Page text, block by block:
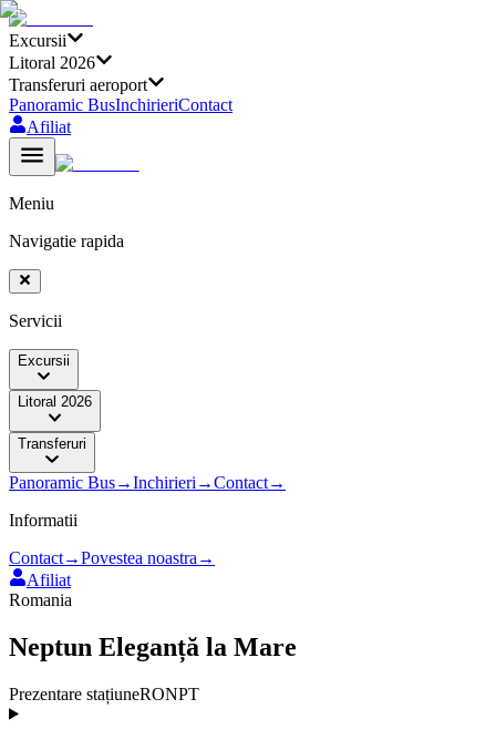
Excursii
Litoral 2026
Transferuri aeroport
Panoramic BusInchirieriContact
Afiliat
Meniu
Navigatie rapida
Servicii
Excursii
Litoral 2026
Transferuri
Panoramic Bus→Inchirieri →Contact→
Informatii
Contact→Povestea noastra →
Afiliat
Romania
Neptun Eleganță la Mare
Prezentare stațiuneRONPT